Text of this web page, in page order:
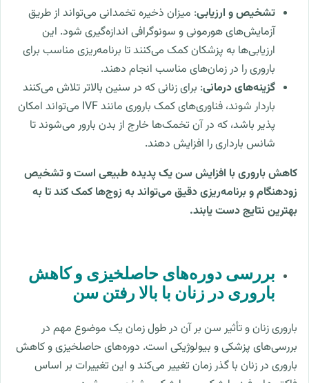
تشخیص و ارزیابی: میزان ذخیره تخمدانی می‌تواند از طریق
آزمایش‌های هورمونی و سونوگرافی اندازه‌گیری شود. این
ارزیابی‌ها به پزشکان کمک می‌کنند تا برنامه‌ریزی مناسب برای
باروری را در زمان‌های مناسب انجام دهند.
گزینه‌های درمانی: برای زنانی که در سنین بالاتر تلاش می‌کنند
باردار شوند، فناوری‌های کمک باروری مانند IVF می‌تواند امکان
پذیر باشد، که در آن تخمک‌ها خارج از بدن بارور می‌شوند تا
شانس بارداری را افزایش دهند.
کاهش باروری با افزایش سن یک پدیده طبیعی است و تشخیص
زودهنگام و برنامه‌ریزی دقیق می‌تواند به زوج‌ها کمک کند تا به
بهترین نتایج دست یابند.
بررسی دوره‌های حاصلخیزی و کاهش
باروری در زنان با بالا رفتن سن
باروری زنان و تأثیر سن بر آن در طول زمان یک موضوع مهم در
بررسی‌های پزشکی و بیولوژیکی است. دوره‌های حاصلخیزی و کاهش
باروری در زنان با گذر زمان تغییر می‌کند و این تغییرات بر اساس